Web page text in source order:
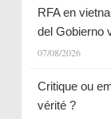
RFA en
del Gobierno
07/08/2026
Critique ou
vérité ?